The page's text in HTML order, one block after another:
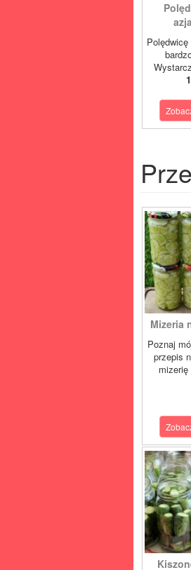
Mizeria
Poznaj
przepis
mizerię